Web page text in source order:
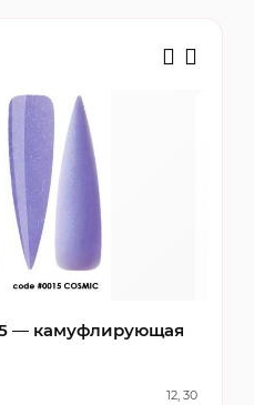
— камуфлирующая
12, 30